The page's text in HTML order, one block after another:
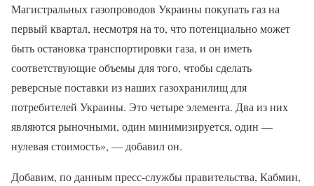
Магистральных газопроводов Украины покупать газ на
первый квартал, несмотря на то, что потенциально может
быть остановка транспортировки газа, и он иметь
соответствующие объемы для того, чтобы сделать
реверсные поставки из наших газохранилищ для
потребителей Украины. Это четыре элемента. Два из них
являются рыночными, один минимизируется, один —
нулевая стоимость», — добавил он.
Добавим, по данным пресс-службы правительства, Кабмин,